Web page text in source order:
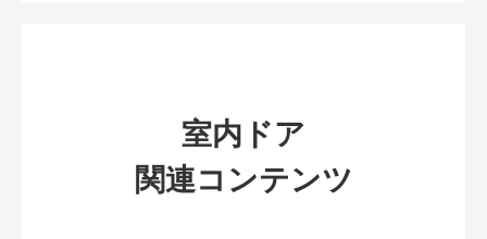
室内ドア
関連コンテンツ